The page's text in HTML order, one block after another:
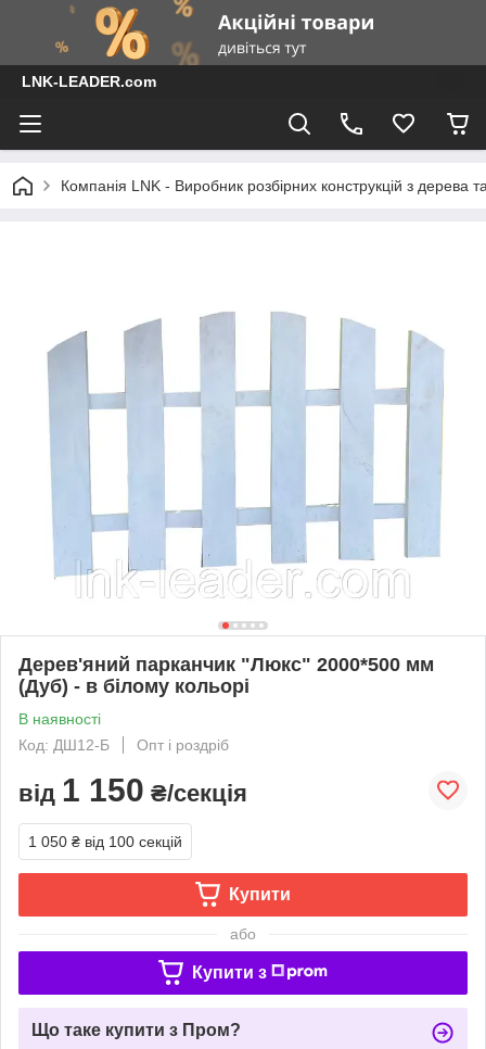
LNK-LEADER.com
Компанія LNK - Виробник розбірних конструкцій з дерева
Дерев'яний парканчик "Люкс" 2000*500 мм
(Дуб) - в білому кольорі
В наявності
Код: ДШ12-Б
Опт і роздріб
від 1 150 ₴/секція
1 050 ₴ від 100 секцій
Купити
або
Купити з
Що таке купити з Пром?